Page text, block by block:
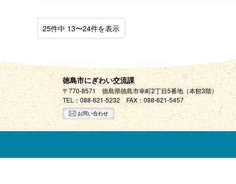
25件中 13〜24件を表示
徳島市にぎわい交流課
〒770-8571 徳島県徳島市幸町2丁目5番地（本館3階）
TEL： 088-621-5232FAX：088-621-5457
お問い合わせ